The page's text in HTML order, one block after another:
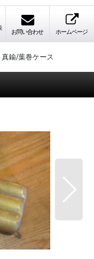
お問い合わせ ホームページ
真鍮/葉巻ケース